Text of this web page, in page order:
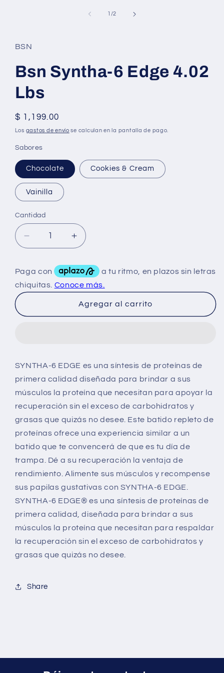
ventana
modal
1 /de
2
BSN
Bsn Syntha-6 Edge 4.02
Lbs
Precio
habitual
$ 1,199.00
Los gastos de envío se calculan en la pantalla de pago.
Sabores
Chocolate Cookies & Cream
Vainilla
Cantidad
Reducir
cantidad
Bsn
Syntha-
6
4.02
Aumentar
cantidad
para
Bsn
Syntha-
6
Edge
4.02
Agregar al carrito
SYNTHA-6 EDGE es una síntesis de proteínas de
primera calidad diseñada para brindar a sus
músculos la proteína que necesitan para apoyar la
recuperación sin el exceso de carbohidratos y
grasas que quizás no desee. Este batido repleto de
proteínas ofrece una experiencia similar a un
batido que te convencerá de que es tu día de
trampa. Dé a su recuperación la ventaja de
rendimiento. Alimente sus músculos y recompense
sus papilas gustativas con SYNTHA-6 EDGE.
SYNTHA-6 EDGE® es una síntesis de proteínas de
primera calidad, diseñada para brindar a sus
músculos la proteína que necesitan para respaldar
la recuperación sin el exceso de carbohidratos y
grasas que quizás no desee.
Share